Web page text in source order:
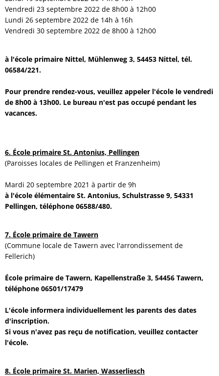
Vendredi 23 septembre 2022 de 8h00 à 12h00
Lundi 26 septembre 2022 de 14h à 16h
Vendredi 30 septembre 2022 de 8h00 à 12h00
à l'école primaire Nittel, Mühlenweg 3, 54453 Nittel, tél.
06584/221.
Pour prendre rendez-vous, veuillez appeler l'école le vendredi
de 8h00 à 13h00. Le bureau n'est pas occupé pendant les
vacances.
6. École primaire St. Antonius, Pellingen
(Paroisses locales de Pellingen et Franzenheim)
Mardi 20 septembre 2021 à partir de 9h
à l'école élémentaire St. Antonius, Schulstrasse 9, 54331
Pellingen, téléphone 06588/480.
7. École primaire de Tawern
(Commune locale de Tawern avec l'arrondissement de
Fellerich)
École primaire de Tawern, Kapellenstraße 3, 54456 Tawern,
téléphone 06501/17479
L'école informera individuellement les parents des dates
d'inscription.
Si vous n'avez pas reçu de notification, veuillez contacter
l'école.
8. École primaire St. Marien, Wasserliesch